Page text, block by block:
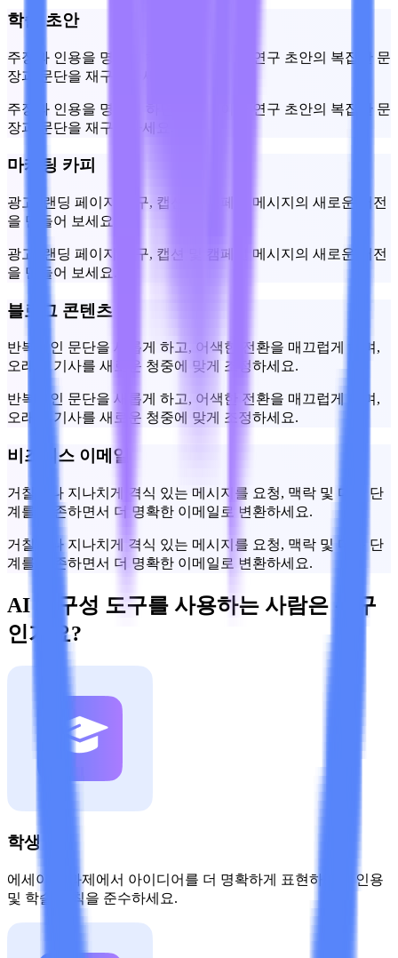
학술 초안
주장과 인용을 명확히 하면서 에세이나 연구 초안의 복잡한 문
장과 문단을 재구성하세요.
주장과 인용을 명확히 하면서 에세이나 연구 초안의 복잡한 문
장과 문단을 재구성하세요.
마케팅 카피
광고, 랜딩 페이지 문구, 캡션 및 캠페인 메시지의 새로운 버전
을 만들어 보세요.
광고, 랜딩 페이지 문구, 캡션 및 캠페인 메시지의 새로운 버전
을 만들어 보세요.
블로그 콘텐츠
반복적인 문단을 새롭게 하고, 어색한 전환을 매끄럽게 하며,
오래된 기사를 새로운 청중에 맞게 조정하세요.
반복적인 문단을 새롭게 하고, 어색한 전환을 매끄럽게 하며,
오래된 기사를 새로운 청중에 맞게 조정하세요.
비즈니스 이메일
거칠거나 지나치게 격식 있는 메시지를 요청, 맥락 및 다음 단
계를 보존하면서 더 명확한 이메일로 변환하세요.
거칠거나 지나치게 격식 있는 메시지를 요청, 맥락 및 다음 단
계를 보존하면서 더 명확한 이메일로 변환하세요.
AI 재구성 도구를 사용하는 사람은 누구
인가요?
학생
에세이와 과제에서 아이디어를 더 명확하게 표현하면서 인용
및 학술 규칙을 준수하세요.